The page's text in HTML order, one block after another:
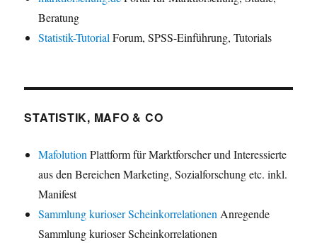
Beratung
Statistik-Tutorial Forum, SPSS-Einführung, Tutorials
STATISTIK, MAFO & CO
Mafolution Plattform für Marktforscher und Interessierte
aus den Bereichen Marketing, Sozialforschung etc. inkl.
Manifest
Sammlung kurioser Scheinkorrelationen Anregende
Sammlung kurioser Scheinkorrelationen